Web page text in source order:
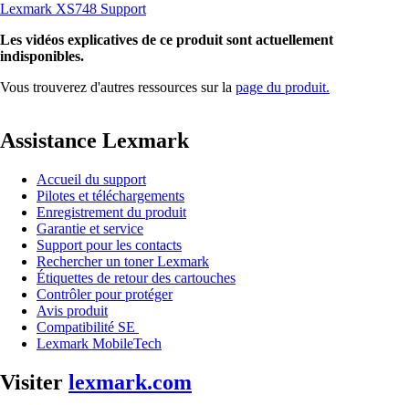
Lexmark XS748 Support
Les vidéos explicatives de ce produit sont actuellement
indisponibles.
Vous trouverez d'autres ressources sur la page du produit.
Assistance Lexmark
Accueil du support
Pilotes et téléchargements
Enregistrement du produit
Garantie et service
Support pour les contacts
Rechercher un toner Lexmark
Étiquettes de retour des cartouches
Contrôler pour protéger
Avis produit
Compatibilité SE
Lexmark MobileTech
Visiter lexmark.com